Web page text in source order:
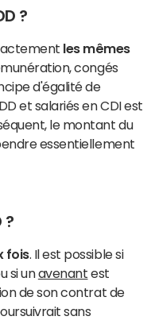
?
les mêmes
congés
d'égalité de
et salariés en CDI est
le montant du
essentiellement
?
fois. Il est possible si
si unavenant est
de son contrat de
sans